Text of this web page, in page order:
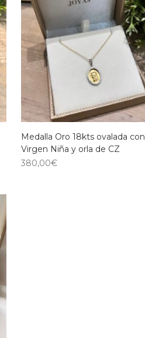
Medalla Oro 18kts ovalada con
Virgen Niña y orla de CZ
380,00€